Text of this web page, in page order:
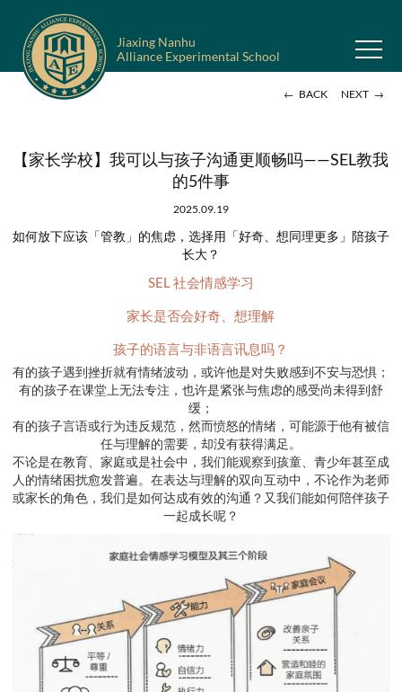
Jiaxing Nanhu
Alliance Experimental School
← BACK NEXT →
【家长学校】我可以与孩子沟通更顺畅吗——SEL教我
的5件事
2025.09.19
如何放下应该「管教」的焦虑，选择用「好奇、想同理更多」陪孩子
长大？
SEL 社会情感学习
家长是否会好奇、想理解
孩子的语言与非语言讯息吗？
有的孩子遇到挫折就有情绪波动，或许他是对失败感到不安与恐惧；
有的孩子在课堂上无法专注，也许是紧张与焦虑的感受尚未得到舒
缓；
有的孩子言语或行为违反规范，然而愤怒的情绪，可能源于他有被信
任与理解的需要，却没有获得满足。
不论是在教育、家庭或是社会中，我们能观察到孩童、青少年甚至成
人的情绪困扰愈发普遍。在表达与理解的双向互动中，不论作为老师
或家长的角色，我们是如何达成有效的沟通？又我们能如何陪伴孩子
一起成长呢？